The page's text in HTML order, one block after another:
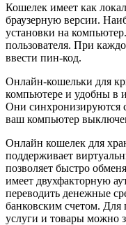
Кошелек имеет как
браузерную версии.
установки на
пользователя. При
ввести пин-код.
Онлайн-кошельки для
компьютере и удобны в
Они синхронизируются
ваш компьютер
Онлайн кошелек для
поддерживает
позволяет быстро
имеет двухфакторную
переводить денежные
банковским счетом.
услуги и товары можно